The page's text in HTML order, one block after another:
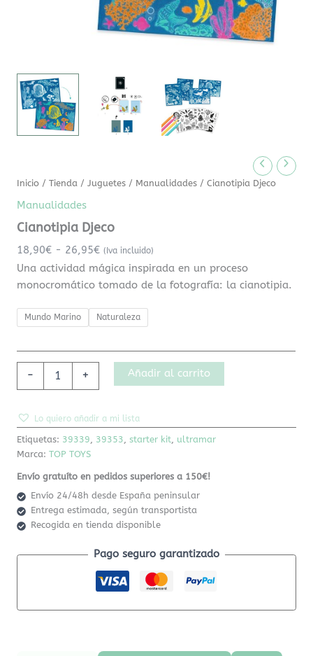
Inicio /Tienda /Juguetes / Manualidades / Cianotipia Djeco
Manualidades
Cianotipia Djeco
18,90€ - 26,95€ (Iva incluido)
Una actividad mágica inspirada en un proceso
monocromático tomado de la fotografía: la cianotipia.
Mundo Marino Naturaleza
- + Añadir al carrito
Lo quiero añadir a mi lista
Etiquetas: 39339, 39353,starter kit, ultramar
Marca:TOP TOYS
Envío gratuíto en pedidos superiores a 150€!
Envío 24/48h desde España peninsular
Entrega estimada, según transportista
Recogida en tienda disponible
Pago seguro garantizado